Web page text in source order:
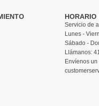
Servicio de
Lunes -
Sábado -
Llámanos:
Envíenos